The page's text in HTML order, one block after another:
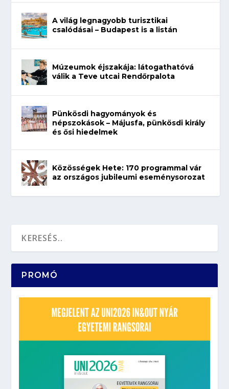
A világ legnagyobb turisztikai
csalódásai – Budapest is a listán
Múzeumok éjszakája: látogathatóvá
válik a Teve utcai Rendőrpalota
Pünkösdi hagyományok és
népszokások – Májusfa, pünkösdi király
és ősi hiedelmek
Közösségek Hete: 170 programmal vár
az országos jubileumi eseménysorozat
PROMÓ